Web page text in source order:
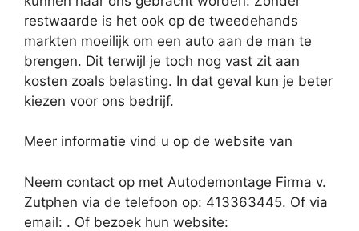
restwaarde is het ook op de tweedehands
markten moeilijk om een auto aan de man te
brengen. Dit terwijl je toch nog vast zit aan
kosten zoals belasting. In dat geval kun je beter
kiezen voor ons bedrijf.
Meer informatie vind u op de website van
Neem contact op met Autodemontage Firma v.
Zutphen via de telefoon op: 413363445. Of via
email: . Of bezoek hun website: